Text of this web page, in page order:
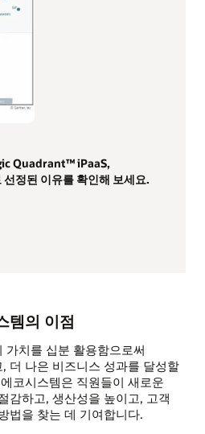
Quadrant™ iPaaS,
정된 이유를 확인해 보세요.
템의 이점
가치를 십분 활용함으로써
더 나은 비즈니스 성과를 달성할
코시스템은 직원들이 새로운
감하고, 생산성을 높이고, 고객
법을 찾는 데 기여합니다.